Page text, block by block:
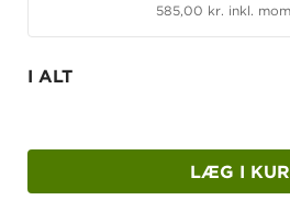
oplæringsvejledere.585,00 kr. inkl.
I ALT
LÆG I